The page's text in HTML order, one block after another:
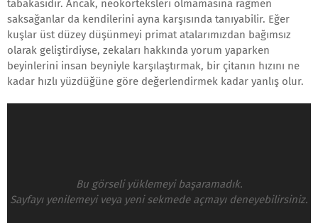
tabakasıdır. Ancak, neokorteksleri olmamasına rağmen
saksağanlar da kendilerini ayna karşısında tanıyabilir. Eğer
kuşlar üst düzey düşünmeyi primat atalarımızdan bağımsız
olarak geliştirdiyse, zekaları hakkında yorum yaparken
beyinlerini insan beyniyle karşılaştırmak, bir çitanın hızını ne
kadar hızlı yüzdüğüne göre değerlendirmek kadar yanlış olur.
Bu görseli yüklemeyi başaramadık.
Sayfayı yenilemeyi veya yeni sekmede açmayı deneyebilirsiniz.